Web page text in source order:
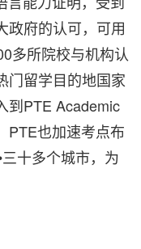
政府的认可，可用
多所院校与机构认
门留学目的地国家
到PTE Academic
PTE也加速考点布
十多个城市，为